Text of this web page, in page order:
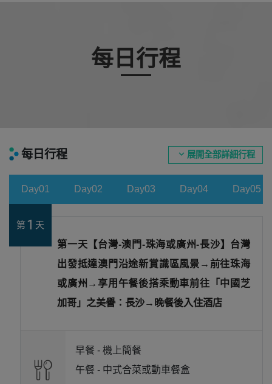
每日行程
每日行程 expand_more 展開全部詳細行程
Day01 Day02 Day03 Day04 Day05
第 1 天
第一天【台灣-澳門-珠海或廣州-長沙】台灣
出發抵達澳門沿途新賞識區風景→前往珠海
或廣州→享用午餐後搭乘動車前往「中國芝
加哥」之美譽：長沙→晚餐後入住酒店
早餐 - 機上簡餐
午餐 - 中式合菜或動車餐盒